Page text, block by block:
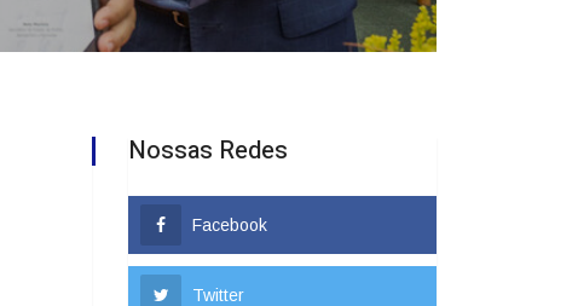
Nossas Redes
Facebook
Twitter